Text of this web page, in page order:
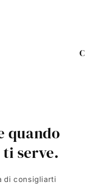
quando
serve.
di consigliarti